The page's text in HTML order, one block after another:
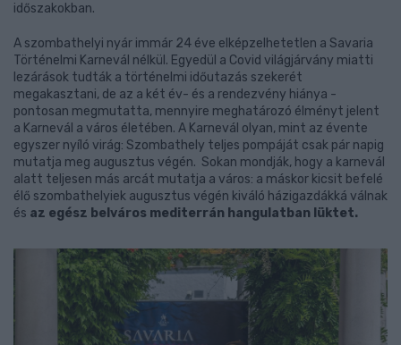
időszakokban.
A szombathelyi nyár immár 24 éve elképzelhetetlen a Savaria
Történelmi Karnevál nélkül. Egyedül a Covid világjárvány miatti
lezárások tudták a történelmi időutazás szekerét
megakasztani, de az a két év- és a rendezvény hiánya -
pontosan megmutatta, mennyire meghatározó élményt jelent
a Karnevál a város életében. A Karnevál olyan, mint az évente
egyszer nyíló virág: Szombathely teljes pompáját csak pár napig
mutatja meg augusztus végén. Sokan mondják, hogy a karnevál
alatt teljesen más arcát mutatja a város: a máskor kicsit befelé
élő szombathelyiek augusztus végén kiváló házigazdákká válnak
és az egész belváros mediterrán hangulatban lüktet.